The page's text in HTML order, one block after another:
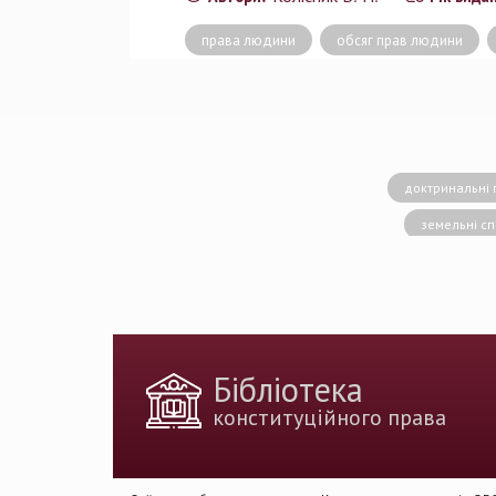
права людини обсяг прав людини
доктринальні
земельні
Голова
Бібліотека
конституційного права